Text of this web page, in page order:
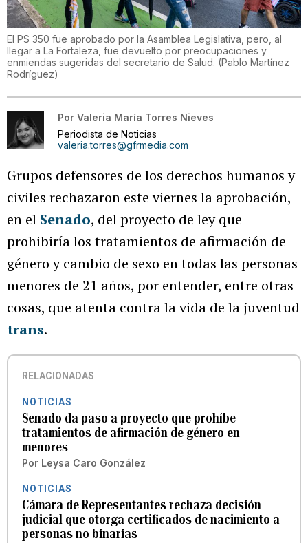
El PS 350 fue aprobado por la Asamblea Legislativa, pero, al
llegar a La Fortaleza, fue devuelto por preocupaciones y
enmiendas sugeridas del secretario de Salud. (Pablo Martínez
Rodríguez)
Por Valeria María Torres Nieves
Periodista de Noticias
valeria.torres@gfrmedia.com
Grupos defensores de los derechos humanos y
civiles rechazaron este viernes la aprobación,
en el Senado, del proyecto de ley que
prohibiría los tratamientos de afirmación de
género y cambio de sexo en todas las personas
menores de 21 años, por entender, entre otras
cosas, que atenta contra la vida de la juventud
trans.
RELACIONADAS
NOTICIAS
Senado da paso a proyecto que prohíbe
tratamientos de afirmación de género en
menores
Por Leysa Caro González
NOTICIAS
Cámara de Representantes rechaza decisión
judicial que otorga certificados de nacimiento a
personas no binarias